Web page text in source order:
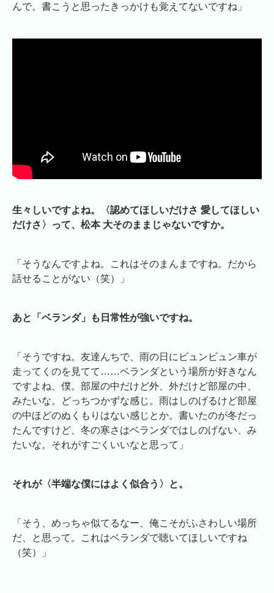
んで。書こうと思ったきっかけも覚えてないですね」
生々しいですよね。〈認めてほしいだけさ 愛してほしい
だけさ〉って、松本 大そのままじゃないですか。
「そうなんですよね。これはそのまんまですね。だから
話せることがない（笑）」
あと「ベランダ」も日常性が強いですね。
「そうですね。友達んちで、雨の日にビュンビュン車が
走ってくのを見てて……ベランダという場所が好きなん
ですよね、僕。部屋の中だけど外、外だけど部屋の中、
みたいな。どっちつかずな感じ。雨はしのげるけど部屋
の中ほどのぬくもりはない感じとか。書いたのが冬だっ
たんですけど、冬の寒さはベランダではしのげない、み
たいな。それがすごくいいなと思って」
それが〈半端な僕にはよく似合う〉と。
「そう、めっちゃ似てるなー、俺こそがふさわしい場所
だ、と思って。これはベランダで聴いてほしいですね
（笑）」